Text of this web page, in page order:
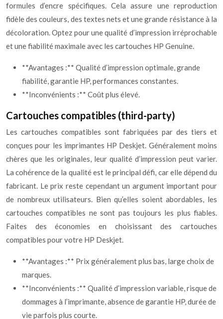
formules d’encre spécifiques. Cela assure une reproduction
fidèle des couleurs, des textes nets et une grande résistance à la
décoloration. Optez pour une qualité d’impression irréprochable
et une fiabilité maximale avec les cartouches HP Genuine.
**Avantages :** Qualité d’impression optimale, grande
fiabilité, garantie HP, performances constantes.
**Inconvénients :** Coût plus élevé.
Cartouches compatibles (third-party)
Les cartouches compatibles sont fabriquées par des tiers et
conçues pour les imprimantes HP Deskjet. Généralement moins
chères que les originales, leur qualité d’impression peut varier.
La cohérence de la qualité est le principal défi, car elle dépend du
fabricant. Le prix reste cependant un argument important pour
de nombreux utilisateurs. Bien qu’elles soient abordables, les
cartouches compatibles ne sont pas toujours les plus fiables.
Faites des économies en choisissant des cartouches
compatibles pour votre HP Deskjet.
**Avantages :** Prix généralement plus bas, large choix de
marques.
**Inconvénients :** Qualité d’impression variable, risque de
dommages à l’imprimante, absence de garantie HP, durée de
vie parfois plus courte.